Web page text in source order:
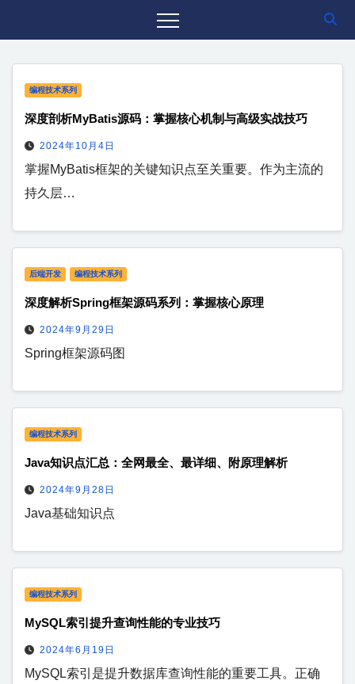
编程技术系列
深度剖析MyBatis源码：掌握核心机制与高级实战技巧
2024年10月4日
掌握MyBatis框架的关键知识点至关重要。作为主流的
持久层…
后端开发 编程技术系列
深度解析Spring框架源码系列：掌握核心原理
2024年9月29日
Spring框架源码图
编程技术系列
Java知识点汇总：全网最全、最详细、附原理解析
2024年9月28日
Java基础知识点
编程技术系列
MySQL索引提升查询性能的专业技巧
2024年6月19日
MySQL索引是提升数据库查询性能的重要工具。正确